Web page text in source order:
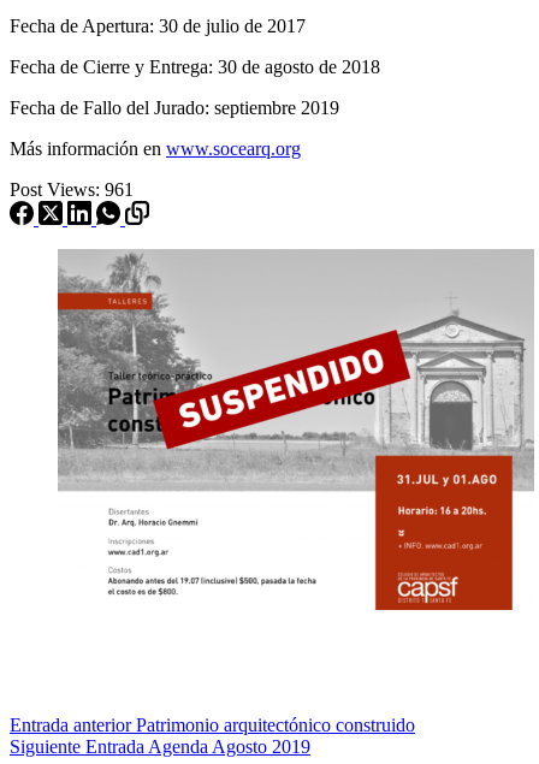
Fecha de Apertura: 30 de julio de 2017
Fecha de Cierre y Entrega: 30 de agosto de 2018
Fecha de Fallo del Jurado: septiembre 2019
Más información en www.socearq.org
Post Views: 961
Entrada anteriorPatrimonio arquitectónico construido
Siguiente Entrada Agenda Agosto 2019